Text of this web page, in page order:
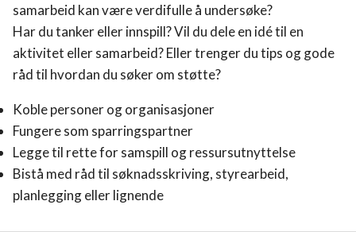
samarbeid kan være verdifulle å undersøke?
Har du tanker eller innspill? Vil du dele en idé til en
aktivitet eller samarbeid? Eller trenger du tips og gode
råd til hvordan du søker om støtte?
Koble personer og organisasjoner
Fungere som sparringspartner
Legge til rette for samspill og ressursutnyttelse
Bistå med råd til søknadsskriving, styrearbeid,
planlegging eller lignende